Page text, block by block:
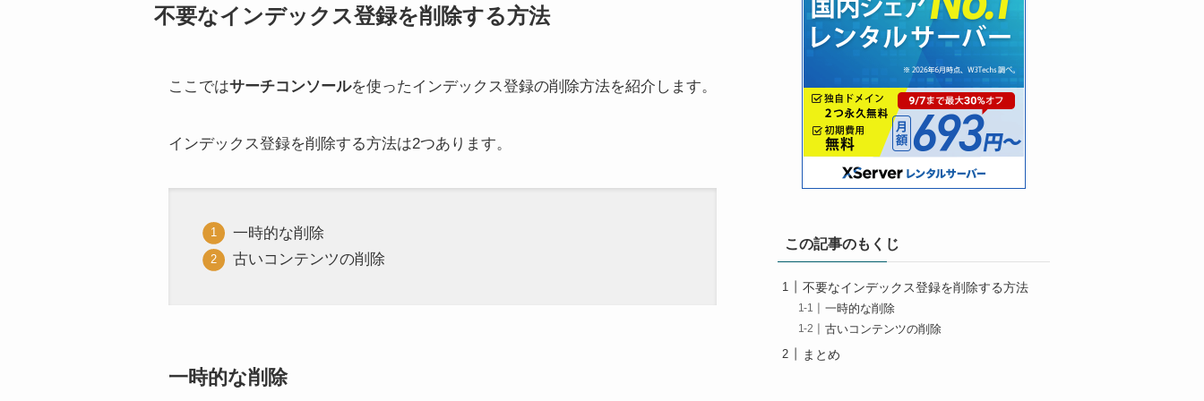
不要なインデックス登録を削除する方法
ここではサーチコンソールを使ったインデックス登録の削除方法を紹介します。
インデックス登録を削除する方法は2つあります。
一時的な削除
古いコンテンツの削除
一時的な削除
この記事のもくじ
不要なインデックス登録を削除する方法
一時的な削除
古いコンテンツの削除
まとめ